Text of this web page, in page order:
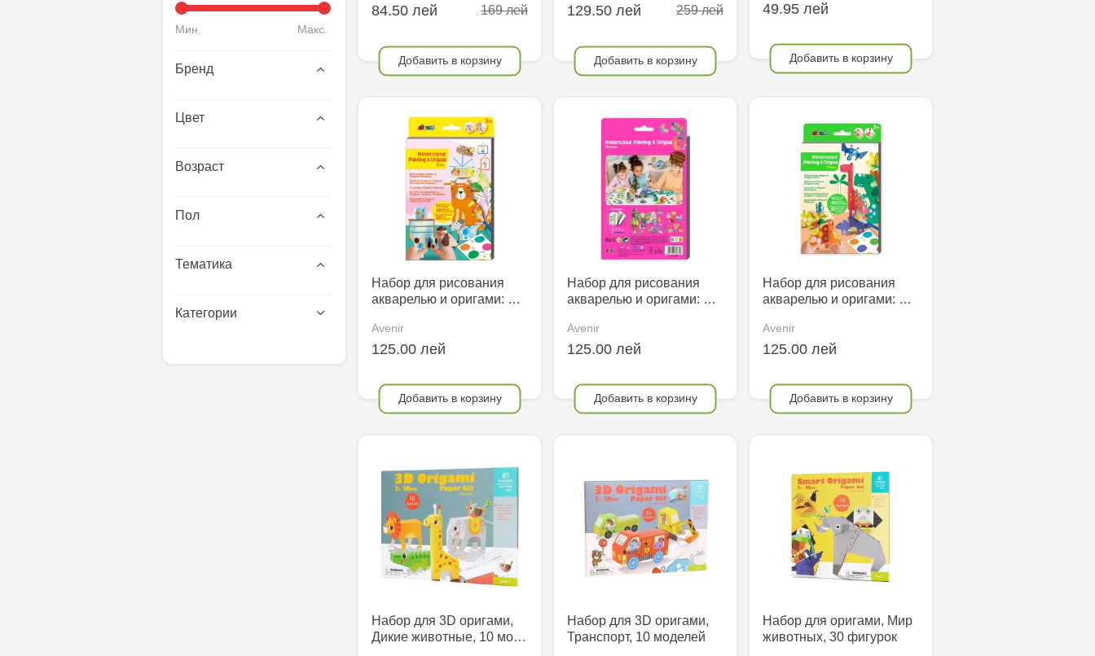
Мин. Макс.
Бренд
Цвет
Возраст
Пол
Тематика
Категории
84.50 лей 169 лей
Добавить в корзину
129.50 лей 259 лей
Добавить в корзину
49.95 лей
Добавить в корзину
Набор для рисования
акварелью и оригами: …
Avenir
125.00 лей
Добавить в корзину
Набор для рисования
акварелью и оригами: …
Avenir
125.00 лей
Добавить в корзину
Набор для рисования
акварелью и оригами: …
Avenir
125.00 лей
Добавить в корзину
Набор для 3D оригами,
Дикие животные, 10 мо…
Набор для 3D оригами,
Транспорт, 10 моделей
Набор для оригами, Мир
животных, 30 фигурок